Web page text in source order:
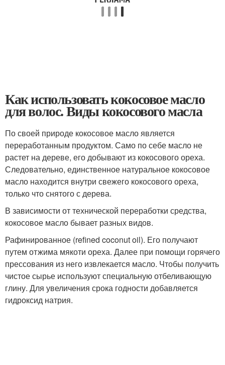
Как использовать кокосовое масло
для волос. Виды кокосового масла
По своей природе кокосовое масло является
переработанным продуктом. Само по себе масло не
растет на дереве, его добывают из кокосового ореха.
Следовательно, единственное натуральное кокосовое
масло находится внутри свежего кокосового ореха,
только что снятого с дерева.
В зависимости от технической переработки средства,
кокосовое масло бывает разных видов.
Рафинированное (refined coconut oil). Его получают
путем отжима мякоти ореха. Далее при помощи горячего
прессования из него извлекается масло. Чтобы получить
чистое сырье используют специальную отбеливающую
глину. Для увеличения срока годности добавляется
гидроксид натрия.